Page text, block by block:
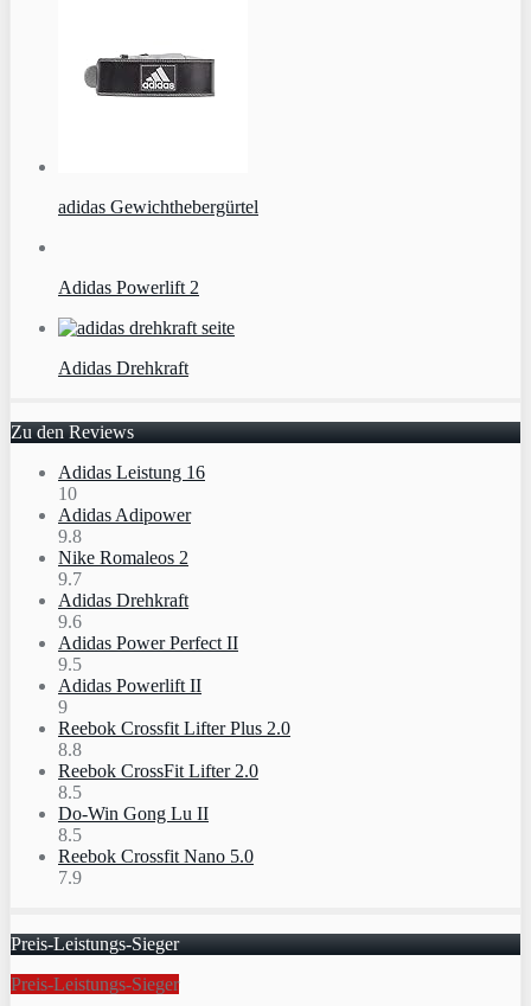
adidas Gewichthebergürtel
Adidas Powerlift 2
Adidas Drehkraft
Zu den Reviews
Adidas Leistung 16
10
Adidas Adipower
9.8
Nike Romaleos 2
9.7
Adidas Drehkraft
9.6
Adidas Power Perfect II
9.5
Adidas Powerlift II
9
Reebok Crossfit Lifter Plus 2.0
8.8
Reebok CrossFit Lifter 2.0
8.5
Do-Win Gong Lu II
8.5
Reebok Crossfit Nano 5.0
7.9
Preis-Leistungs-Sieger
Preis-Leistungs-Sieger